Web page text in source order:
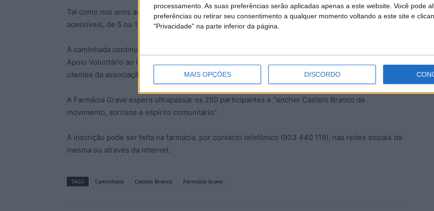
processamento. As suas preferências serão aplicadas apenas a este website. Você pode
preferências ou retirar seu consentimento a qualquer momento voltando a este site e
"Privacidade" na parte inferior da página.
MAIS OPÇÕES DISCORDO
Tal como nos anos anteriores, os participantes vão poder escolher entre dois percursos
acessíveis, de 5 ou 10km.
A caminhada continua com uma vertente solidária, este ano, apoiando a AVISO – Associação de
Apoio Voluntário ao Idoso Só. Durante o evento, poderá adquirir pequenos mimos feitos pelos
utentes da associação.
A Farmácia Grave espera ultrapassar os 250 participantes e “encher Castelo Branco de
movimento, sorrisos e espírito comunitário”.
A inscrição pode ser feita na farmácia, por contacto telefónico (933 440 119), nas redes sociais da
mesma ou através da internet.
TAGS Caminhada Castelo Branco Farmácia Grave